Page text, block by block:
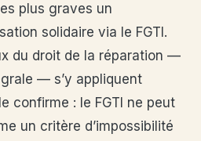
plus graves un
solidaire via le FGTI.
du droit de la réparation —
— s’y appliquent
confirme : le FGTI ne peut
un critère d’impossibilité